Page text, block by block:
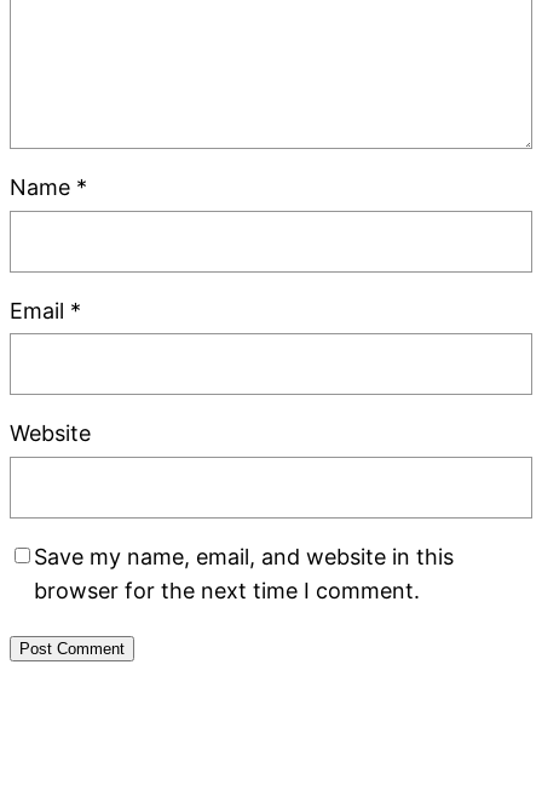
Name *
Email *
Website
Save my name, email, and website in this
browser for the next time I comment.